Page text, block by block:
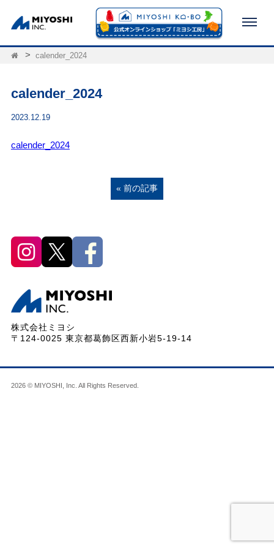
calender_2024
calender_2024
2023.12.19
calender_2024
« 前の記事
株式会社ミヨシ
〒124-0025 東京都葛飾区西新小岩5-19-14
2026 © MIYOSHI, Inc. All Rights Reserved.